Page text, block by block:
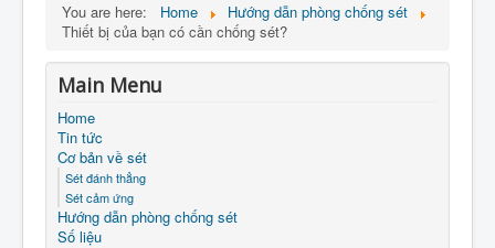
You are here: Home
Hướng dẫn phòng chống sét
Thiết bị của bạn có cần chống sét?
Main Menu
Home
Tin tức
Cơ bản về sét
Sét đánh thẳng
Sét cảm ứng
Hướng dẫn phòng chống sét
Số liệu